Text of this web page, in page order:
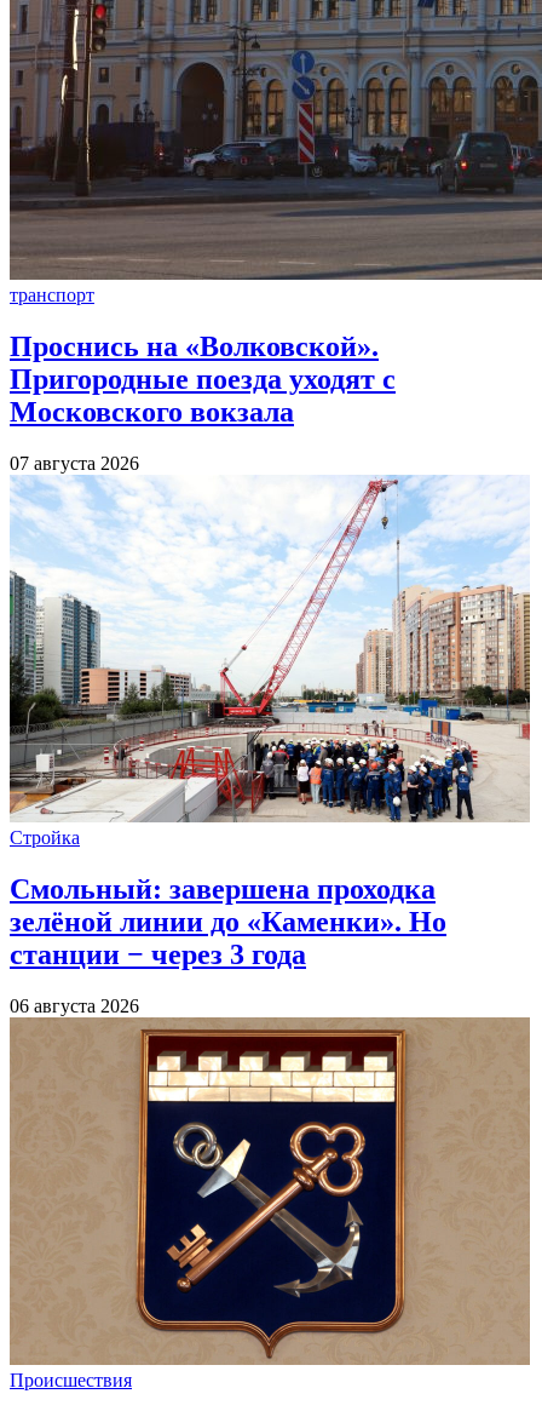
транспорт
Проснись на «Волковской».
Пригородные поезда уходят с
Московского вокзала
07 августа 2026
Стройка
Смольный: завершена проходка
зелёной линии до «Каменки». Но
станции − через 3 года
06 августа 2026
Происшествия